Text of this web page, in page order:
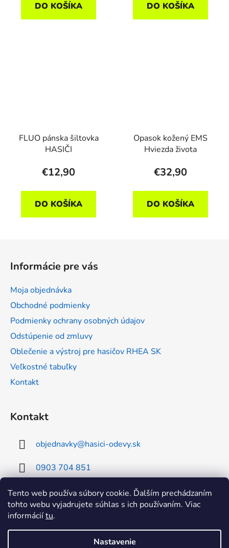
Tento web používa súbory cookie. Ďalším prechádzaním
tohto webu vyjadrujete súhlas s ich používaním. Viac
informáciítu.
Nastavenie
DO KOŠÍKA DO KOŠÍKA
FLUO pánska šiltovka
HASIČI
€12,90
DO KOŠÍKA
Opasok kožený EMS
Hviezda života
€32,90
DO KOŠÍKA
Informácie pre vás
Moja objednávka
Obchodné podmienky
Podmienky ochrany osobných údajov
Odstúpenie od zmluvy
Oblečenie a výstroj pre hasičov RHEA SK
Veľkostné tabuľky
Kontakt
Kontakt
objednavky@hasici-odevy.sk
0903 704 851
0902 856 674